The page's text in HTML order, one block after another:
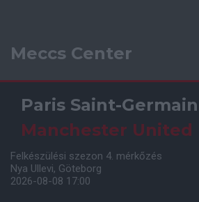
Meccs Center
Paris Saint-Germain
Manchester United
Felkészülési szezon 4. mérkőzés
Nya Ullevi, Göteborg
2026-08-08 17:00